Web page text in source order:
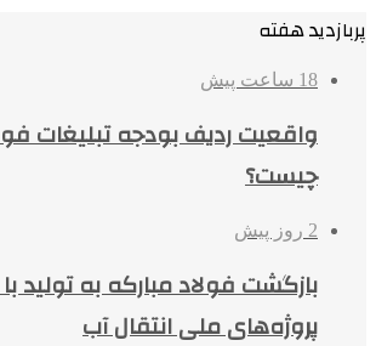
پربازدید هفته
18 ساعت پیش
واقعیت ردیف بودجه تبلیغات
چیست؟
2 روز پیش
بازگشت فولاد مبارکه به تولید
پروژه‌های ملی انتقال آب